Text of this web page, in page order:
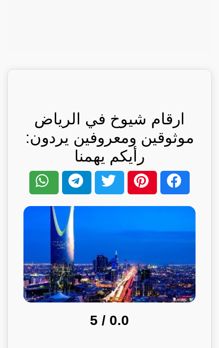
ارقام شيوخ في الرياض
موثوقين ومعروفين يردون:
رأيكم يهمنا
0.0
/ 5